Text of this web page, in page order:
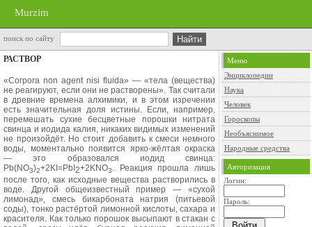
Murzim
поиск по сайту
РАСТВОР
«Corpora non agent nisi fluida» — «те­ла (вещества)
не реагируют, если они не растворены». Так считали
в древ­ние времена алхимики, и в этом из­речении
есть значительная доля ис­тины. Если, например,
перемешать сухие бесцветные порошки нитрата
свинца и иодида калия, никаких ви­димых изменений
не произойдёт. Но стоит добавить к смеси немного
во­ды, моментально появится ярко-жёл­тая окраска
— это образовался иодид свинца:
Pb(NO3)2+2KI =PbI 2+2KNO3.
Реакция прошла лишь
после того, как исходные вещества растворились в
воде. Другой общеизвестный при­мер — «сухой
лимонад», смесь бикар­боната натрия (питьевой
соды), тон­ко растёртой лимонной кислоты, сахара и
красителя. Как только поро­шок высыпают в стакан с
Меню
Энциклопедии
Наука
Человек
Гороскопы
Необъяснимое
Народные средства
Авторизация
Логин:
Пароль: